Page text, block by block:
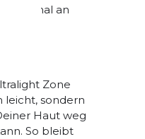
optimal an
Zone
leicht, sondern
Haut weg
So bleibt